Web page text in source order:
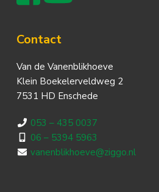
Contact
Van de Vanenblikhoeve
Klein Boekelerveldweg 2
7531 HD Enschede
053 – 435 0037
06 – 5394 5963
vanenblikhoeve@ziggo.nl